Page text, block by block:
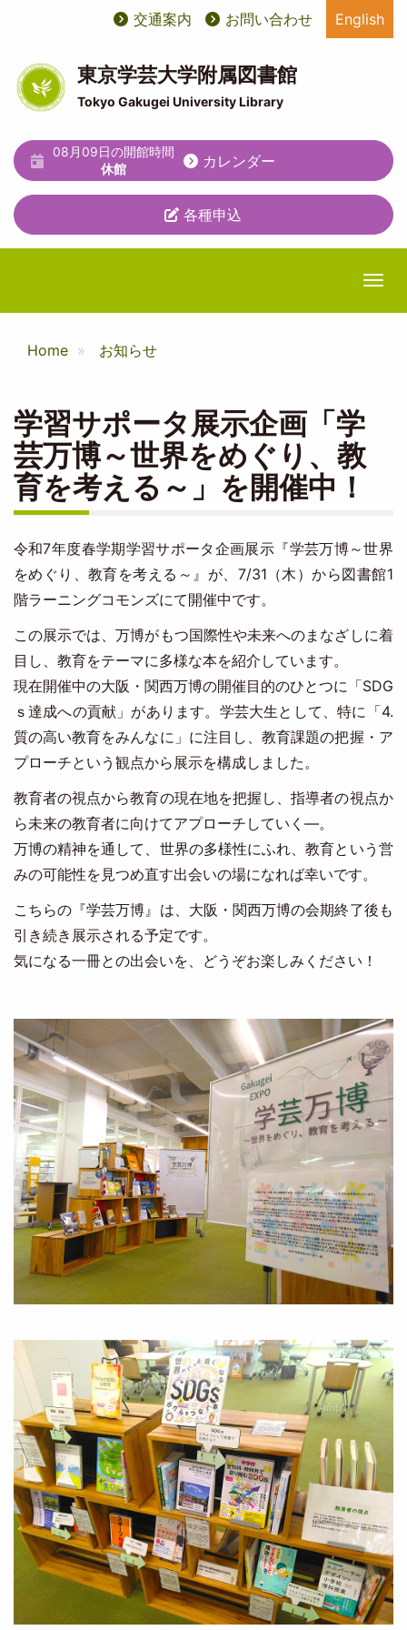
ツ
に
動
User
account
menu
ユ
ー
テ
ィ
リ
テ
ィ
メ
ュ
ー
交通案内 お問い合わせ English
東京学芸大学附属図書館
Tokyo Gakugei University Library
08月09日の開館時間
休館
カレンダー
各種申込
Home お知らせ
学習サポータ展示企画「学
芸万博～世界をめぐり、教
育を考える～」を開催中！
令和7年度春学期学習サポータ企画展示『学芸万博～世界
をめぐり、教育を考える～』が、7/31（木）から図書館1
階ラーニングコモンズにて開催中です。
この展示では、万博がもつ国際性や未来へのまなざしに着
目し、教育をテーマに多様な本を紹介しています。
現在開催中の大阪・関西万博の開催目的のひとつに「SDG
ｓ達成への貢献」があります。学芸大生として、特に「4.
質の高い教育をみんなに」に注目し、教育課題の把握・ア
プローチという観点から展示を構成しました。
教育者の視点から教育の現在地を把握し、指導者の視点か
ら未来の教育者に向けてアプローチしていく―。
万博の精神を通して、世界の多様性にふれ、教育という営
みの可能性を見つめ直す出会いの場になれば幸いです。
こちらの『学芸万博』は、大阪・関西万博の会期終了後も
引き続き展示される予定です。
気になる一冊との出会いを、どうぞお楽しみください！
Image